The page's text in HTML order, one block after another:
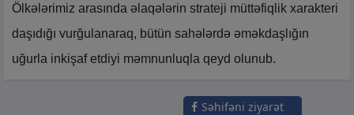
Ölkələrimiz arasında əlaqələrin strateji müttəfiqlik xarakteri
daşıdığı vurğulanaraq, bütün sahələrdə əməkdaşlığın
uğurla inkişaf etdiyi məmnunluqla qeyd olunub.
Səhifəni ziyarət